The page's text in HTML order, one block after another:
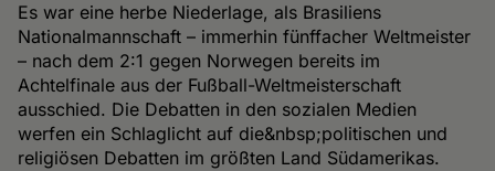
Es war eine herbe Niederlage, als Brasiliens
Nationalmannschaft – immerhin fünffacher Weltmeister
– nach dem 2:1 gegen Norwegen bereits im
Achtelfinale aus der Fußball-Weltmeisterschaft
ausschied. Die Debatten in den sozialen Medien
werfen ein Schlaglicht auf die&nbsp;politischen und
religiösen Debatten im größten Land Südamerikas.